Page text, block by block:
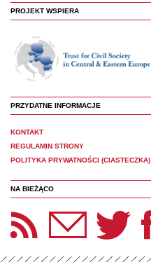
PROJEKT WSPIERA
PRZYDATNE INFORMACJE
KONTAKT
REGULAMIN STRONY
POLITYKA PRYWATNOŚCI (CIASTECZKA)
NA BIEŻĄCO
Panoptyka Facebook